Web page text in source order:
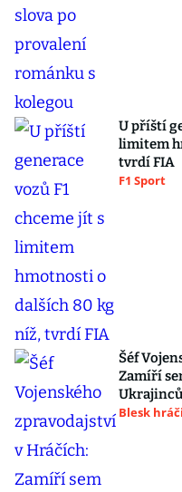
U příští
limitem
tvrdí FIA
F1 Sport
Šéf
Zamíří
Blesk hráči